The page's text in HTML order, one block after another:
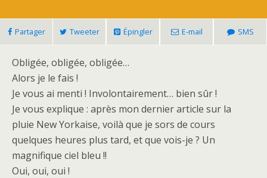
Partager Tweeter Épingler E-mail SMS
Obligée, obligée, obligée…
Alors je le fais !
Je vous ai menti ! Involontairement… bien sûr !
Je vous explique : après mon dernier article sur la
pluie New Yorkaise, voilà que je sors de cours
quelques heures plus tard, et que vois-je ? Un
magnifique ciel bleu !!
Oui, oui, oui !